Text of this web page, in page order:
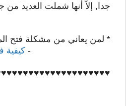
جدا, إلاّ أنها شملت العديد من
* لمن يعاني من مشكلة فتح
- كيفية
♥♥♥♥♥♥♥♥♥♥
♥♥♥♥♥♥♥♥♥♥